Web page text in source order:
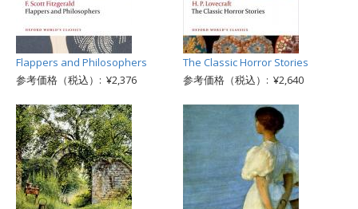
Flappers and Philosophers
参考価格（税込）: ¥2,376
The Classic Horror Stories
参考価格（税込）: ¥2,640